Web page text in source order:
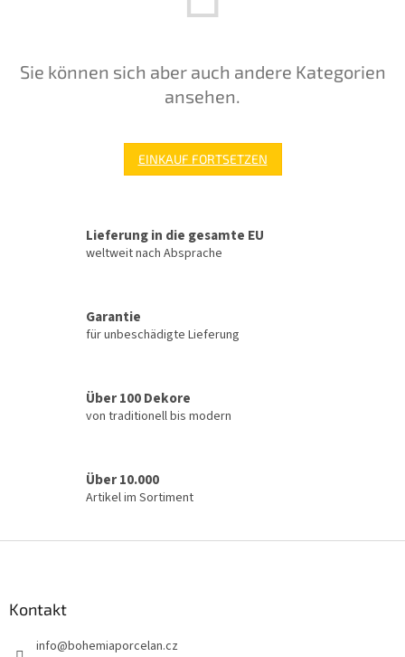
Sie können sich aber auch andere Kategorien
ansehen.
EINKAUF FORTSETZEN
Lieferung in die gesamte EU
weltweit nach Absprache
Garantie
für unbeschädigte Lieferung
Über 100 Dekore
von traditionell bis modern
Über 10.000
Artikel im Sortiment
Kontakt
info@bohemiaporcelan.cz